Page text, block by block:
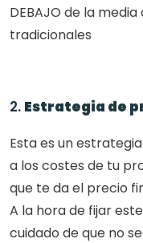
DEBAJO de la
tradicionales
2. Estrategia de
Esta es un
a los costes de tu
que te da el precio
A la hora de fijar
cuidado de que no